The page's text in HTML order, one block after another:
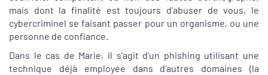
mais dont la finalité est toujours d’abuser de vous, le
cybercriminel se faisant passer pour un organisme, ou une
personne de confiance.
Dans le cas de Marie, il s’agit d’un phishing utilisant une
technique déjà employée dans d’autres domaines (la